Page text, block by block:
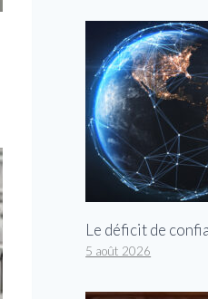
Le déficit de
5 août 2026